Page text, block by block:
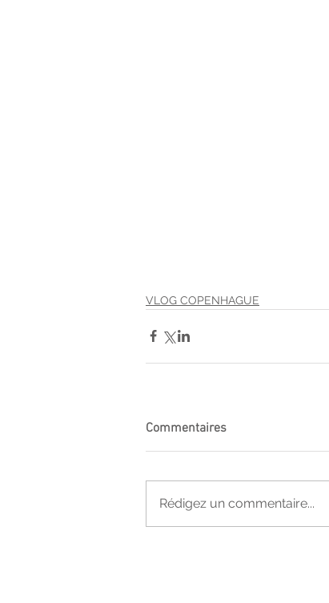
VLOG COPENHAGUE
Commentaires
Rédigez un commentaire...